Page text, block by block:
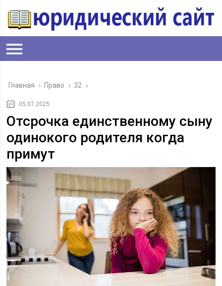
Главная › Право › 32 ›
05.07.2025
Отсрочка единственному сыну
одинокого родителя когда
примут